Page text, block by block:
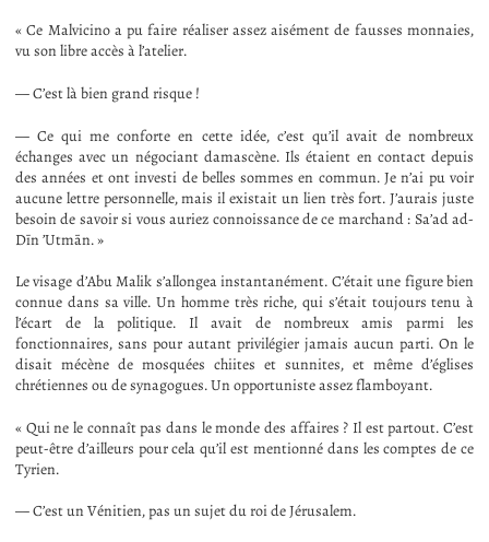
« Ce Malvicino a pu faire réaliser assez aisément de fausses monnaies,
vu son libre accès à l’atelier.
— C’est là bien grand risque !
— Ce qui me conforte en cette idée, c’est qu’il avait de nombreux
échanges avec un négociant damascène. Ils étaient en contact depuis
des années et ont investi de belles sommes en commun. Je n’ai pu voir
aucune lettre personnelle, mais il existait un lien très fort. J’aurais juste
besoin de savoir si vous auriez connoissance de ce marchand : Sa’ad ad-
Dīn ’Utmān. »
Le visage d’Abu Malik s’allongea instantanément. C’était une figure bien
connue dans sa ville. Un homme très riche, qui s’était toujours tenu à
l’écart de la politique. Il avait de nombreux amis parmi les
fonctionnaires, sans pour autant privilégier jamais aucun parti. On le
disait mécène de mosquées chiites et sunnites, et même d’églises
chrétiennes ou de synagogues. Un opportuniste assez flamboyant.
« Qui ne le connaît pas dans le monde des affaires ? Il est partout. C’est
peut-être d’ailleurs pour cela qu’il est mentionné dans les comptes de ce
Tyrien.
— C’est un Vénitien, pas un sujet du roi de Jérusalem.